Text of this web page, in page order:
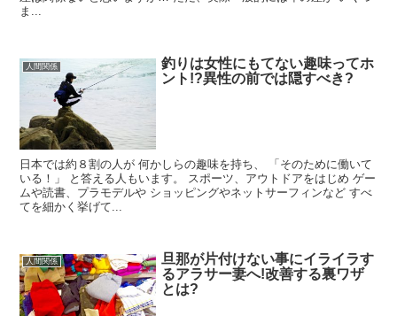
ま...
人間関係
釣りは女性にもてない趣味ってホ
ント!?異性の前では隠すべき?
日本では約８割の人が 何かしらの趣味を持ち、 「そのために働いて
いる！」 と答える人もいます。 スポーツ、アウトドアをはじめ ゲー
ムや読書、プラモデルや ショッピングやネットサーフィンなど すべ
てを細かく挙げて...
人間関係
旦那が片付けない事にイライラす
るアラサー妻へ!改善する裏ワザ
とは?